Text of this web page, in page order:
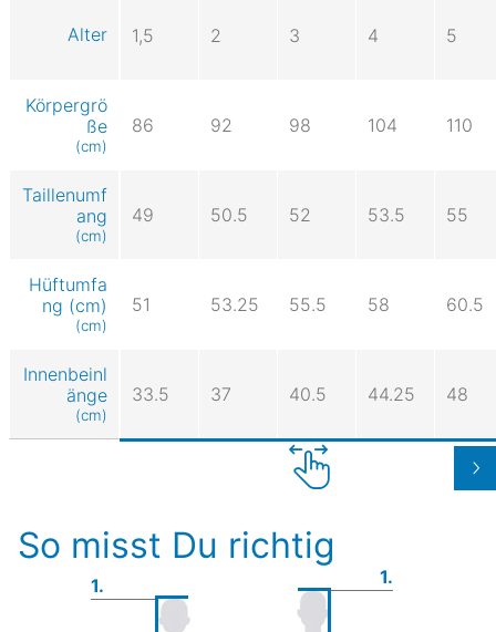
Alter 1,5 2 3 4 5
Körpergrö
ße
(cm)
86 92 98 104 110
Taillenumf
ang
(cm)
49 50.5 52 53.5 55
Hüftumfa
ng (cm)
(cm)
51 53.25 55.5 58 60.5
Innenbeinl
änge
(cm)
33.5 37 40.5 44.25 48
So misst Du richtig
1. 1.